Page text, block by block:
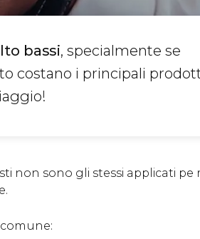
bassi, specialmente se
costano i principali
non sono gli stessi applicati pe